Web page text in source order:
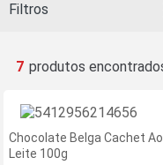
Filtros
7
novidade
Ofertas
exclusivas
site
-
Chocolate Belga Cachet Ao
Leite 100g